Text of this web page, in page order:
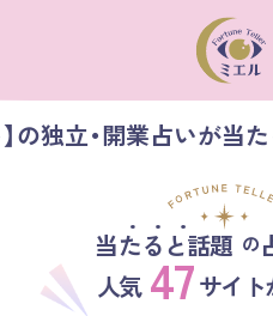
】の独立・開業占いが
当たると話題 の
人気 47 サイト